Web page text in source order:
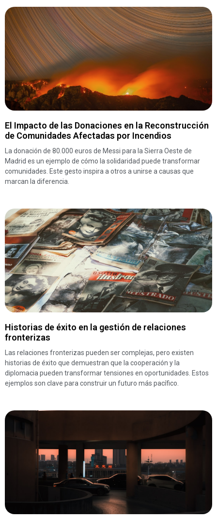
El Impacto de las Donaciones en la Reconstrucción
de Comunidades Afectadas por Incendios
La donación de 80.000 euros de Messi para la Sierra Oeste de
Madrid es un ejemplo de cómo la solidaridad puede transformar
comunidades. Este gesto inspira a otros a unirse a causas que
marcan la diferencia.
Historias de éxito en la gestión de relaciones
fronterizas
Las relaciones fronterizas pueden ser complejas, pero existen
historias de éxito que demuestran que la cooperación y la
diplomacia pueden transformar tensiones en oportunidades. Estos
ejemplos son clave para construir un futuro más pacífico.